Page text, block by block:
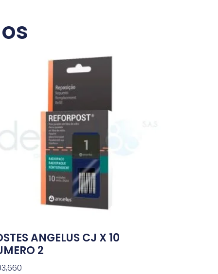
ANGELUS CJ X 10
2